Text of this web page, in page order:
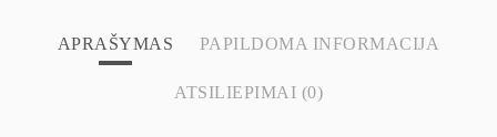
APRAŠYMAS PAPILDOMA INFORMACIJA
ATSILIEPIMAI (0)